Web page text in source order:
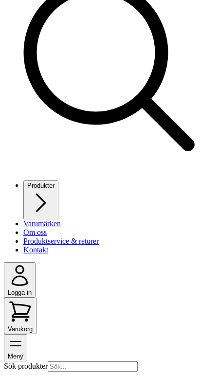
Produkter
Varumärken
Om oss
Produktservice & returer
Kontakt
Logga in
Varukorg
Meny
Sök produkter